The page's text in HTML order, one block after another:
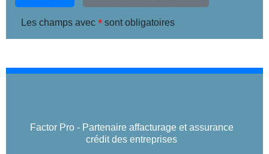
Les champs avec * sont obligatoires
Factor Pro - Partenaire affacturage et assurance
crédit des entreprises